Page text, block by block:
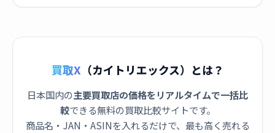
買取X （カイトリエックス）とは？
日本国内の主要買取店の価格をリアルタイムで一括比
較できる無料の買取比較サイトです。
商品名・JAN・ASINを入れるだけで、最も高く売れる